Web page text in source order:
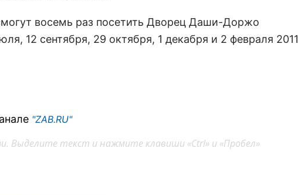
восемь раз посетить Дворец Даши-Доржо
12 сентября, 29 октября, 1 декабря и 2 февраля 2011
"ZAB.RU"
Выделите текст и нажмите клавиши «Ctrl» и «Пробел»